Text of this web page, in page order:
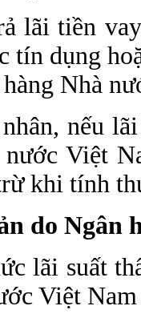
lãi tiền
tín dụng
Nhà
nếu
nước Việt
khi tính
do Ngân
lãi suất
Việt